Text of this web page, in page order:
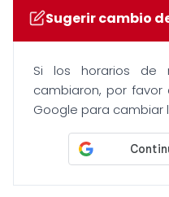
Sugerir cambio
Si los horarios de
cambiaron, por favor
Google para cambiar